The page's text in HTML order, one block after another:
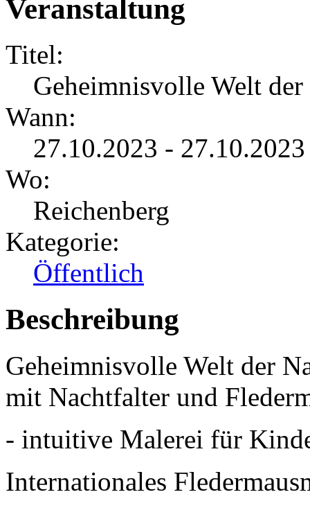
Veranstaltung
Titel:
Geheimnisvolle Welt der
Wann:
27.10.2023 -
Wo:
Reichenberg
Kategorie:
Öffentlich
Beschreibung
Geheimnisvolle Welt der
mit Nachtfalter und
- intuitive Malerei für
Internationales